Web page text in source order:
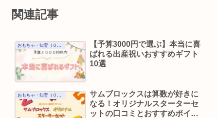
関連記事
おもちゃ・知育（０歳）
【予算3000円で選ぶ】本当に喜
ばれる出産祝いおすすめギフト
10選
サムブロックスは算数が好きに
なる！オリジナルスターターセ
ットの口コミとおすすめポイン